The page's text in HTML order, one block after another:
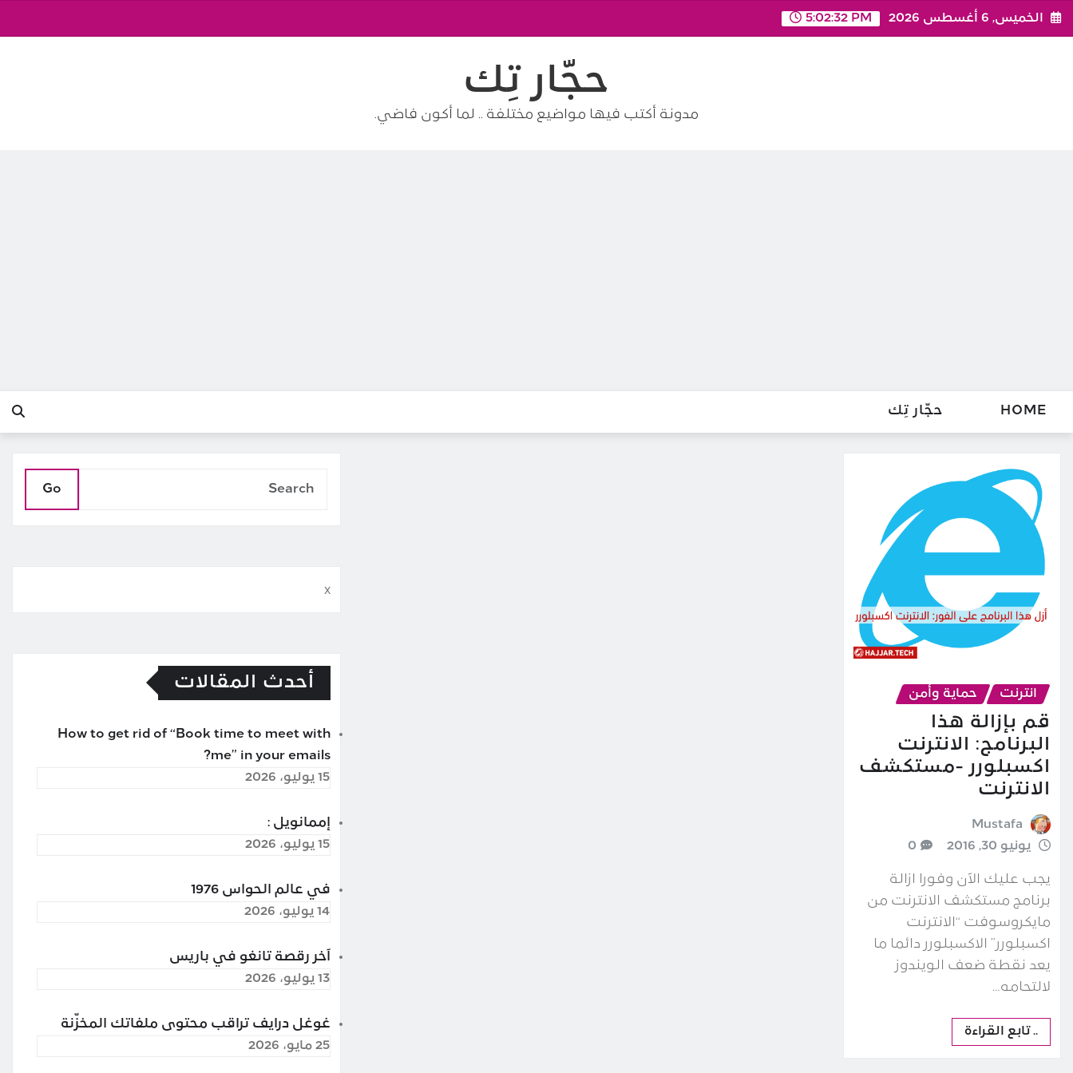
Skip
الخميس, 6 أغسطس 2026 5:02:32 PM
حجّار تِك
مدونة أكتب فيها مواضيع مختلفة .. لما أكون فاضي.
HOME حجّار تِك
انترنت حماية وأمن
قم بإزالة هذا
البرنامج: الانترنت
اكسبلورر -مستكشف
الانترنت
Mustafa
يونيو 30, 2016
0
يجب عليك الآن وفورا ازالة
برنامج مستكشف الانترنت من
مايكروسوفت “الانترنت
اكسبلورر” الاكسبلورر دائما ما
يعد نقطة ضعف الويندوز
لالتحامه…
.. تابع القراءة
Go
x
أحدث المقالات
How to get rid of “Book time to meet with
me” in your emails?
15 يوليو، 2026
إممانويل :
15 يوليو، 2026
في عالم الحواس 1976
14 يوليو، 2026
آخر رقصة تانغو في باريس
13 يوليو، 2026
غوغل درايف تراقب محتوى ملفاتك المخزّنة
25 مايو، 2026